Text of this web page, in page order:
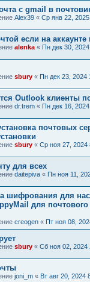
с gmail в
Alex39 « Ср янв 22,
если на
alenka« Пн дек 30,
sbury « Пн дек 23, 2024
Outlook клиенты
dr.trem « Пн дек 16,
почтовых
sbury « Ср ноя 27, 2024
для всех
daitepiva « Пн ноя 11,
шифрования для
для
creogen « Пт ноя 08,
sbury « Сб ноя 02, 2024
joni_m « Вт авг 20, 2024